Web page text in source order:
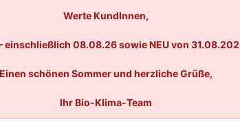
Werte KundInnen,
einschließlich 08.08.26 sowie NEU von
Einen schönen Sommer und herzliche Grüße,
Ihr Bio-Klima-Team